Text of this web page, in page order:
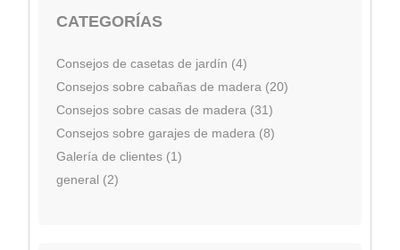
CATEGORÍAS
Consejos de casetas de jardín (4)
Consejos sobre cabañas de madera (20)
Consejos sobre casas de madera (31)
Consejos sobre garajes de madera (8)
Galería de clientes (1)
general (2)